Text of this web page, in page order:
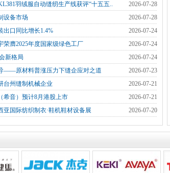
2026-07-28
羽绒服自动缝纫生产线获评“十五五..
2026-07-28
设备市场
2026-07-24
出口同比增长1.4%
2026-07-24
荣膺2025年度国家级绿色工厂
2026-07-24
新格局
2026-07-23
——原材料普涨压力下缝企应对之道
2026-07-21
台州缝制机械企业
2026-07-21
希音）预计8月港股上市
2026-07-20
亚国际纺织制衣·鞋机鞋材设备展